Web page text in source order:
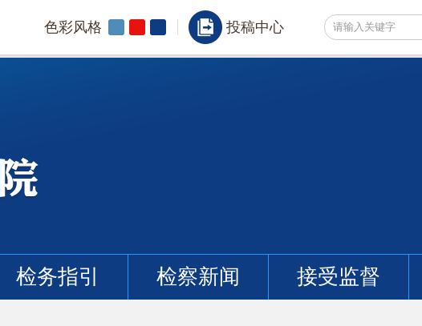
色彩风格 投稿中心
检务指引 检察新闻 接受监督